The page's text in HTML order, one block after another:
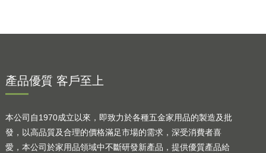
產品優質 客戶至上
本公司自1970成立以來，即致力於各種五金家用品的製造及批
發，以高品質及合理的價格滿足市場的需求，深受消費者喜
愛，本公司於家用品領域中不斷研發新產品，提供優質產品給